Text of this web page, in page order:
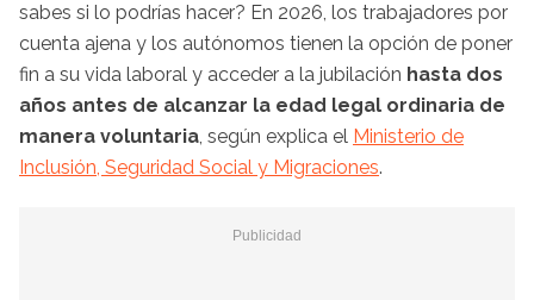
sabes si lo podrías hacer? En 2026, los trabajadores por
cuenta ajena y los autónomos tienen la opción de poner
fin a su vida laboral y acceder a la jubilación hasta dos
años antes de alcanzar la edad legal ordinaria de
manera voluntaria, según explica el Ministerio de
Inclusión, Seguridad Social y Migraciones.